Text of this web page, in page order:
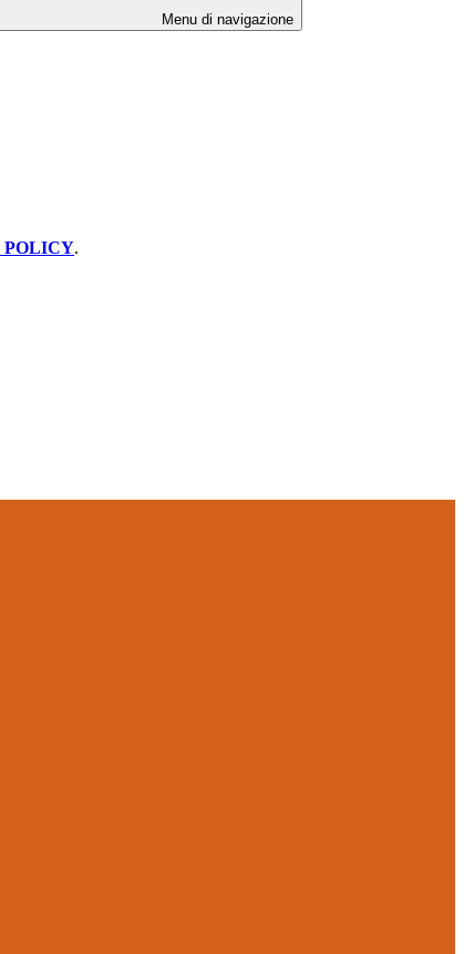
Menu di navigazione
POLICY.